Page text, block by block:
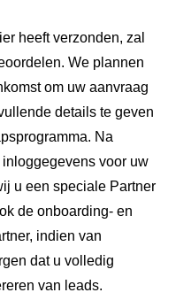
heeft verzonden, zal
We plannen
om uw aanvraag
details te geven
Na
voor uw
u een speciale Partner
de onboarding- en
indien van
dat u volledig
van leads.